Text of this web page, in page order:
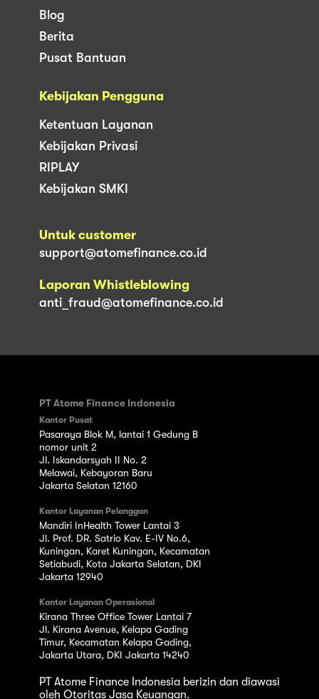
Blog
Berita
Pusat Bantuan
Kebijakan Pengguna
Ketentuan Layanan
Kebijakan Privasi
RIPLAY
Kebijakan SMKI
Untuk customer
support@atomefinance.co.id
Laporan Whistleblowing
anti_fraud@atomefinance.co.id
PT Atome Finance Indonesia
Kantor Pusat
Pasaraya Blok M, lantai 1 Gedung B
nomor unit 2
Jl. Iskandarsyah II No. 2
Melawai, Kebayoran Baru
Jakarta Selatan 12160
Kantor Layanan Pelanggan
Mandiri InHealth Tower Lantai 3
Jl. Prof. DR. Satrio Kav. E-IV No.6,
Kuningan, Karet Kuningan, Kecamatan
Setiabudi, Kota Jakarta Selatan, DKI
Jakarta 12940
Kantor Layanan Operasional
Kirana Three Office Tower Lantai 7
Jl. Kirana Avenue, Kelapa Gading
Timur, Kecamatan Kelapa Gading,
Jakarta Utara, DKI Jakarta 14240
PT Atome Finance Indonesia berizin dan diawasi
oleh Otoritas Jasa Keuangan.